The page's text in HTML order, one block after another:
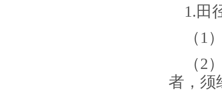
1. 田
（ 1
（2
者，须